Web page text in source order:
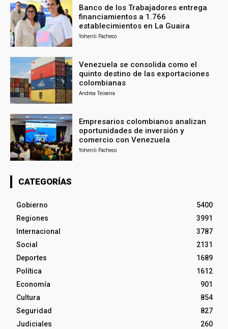
Banco de los Trabajadores entrega
financiamientos a 1.766
establecimientos en La Guaira
Yohenli Pacheco
Venezuela se consolida como el
quinto destino de las exportaciones
colombianas
Andrea Teixeira
Empresarios colombianos analizan
oportunidades de inversión y
comercio con Venezuela
Yohenli Pacheco
CATEGORÍAS
Gobierno
5400
Regiones
3991
Internacional
3787
Social
2131
Deportes
1689
Política
1612
Economía
901
Cultura
854
Seguridad
827
Judiciales
260